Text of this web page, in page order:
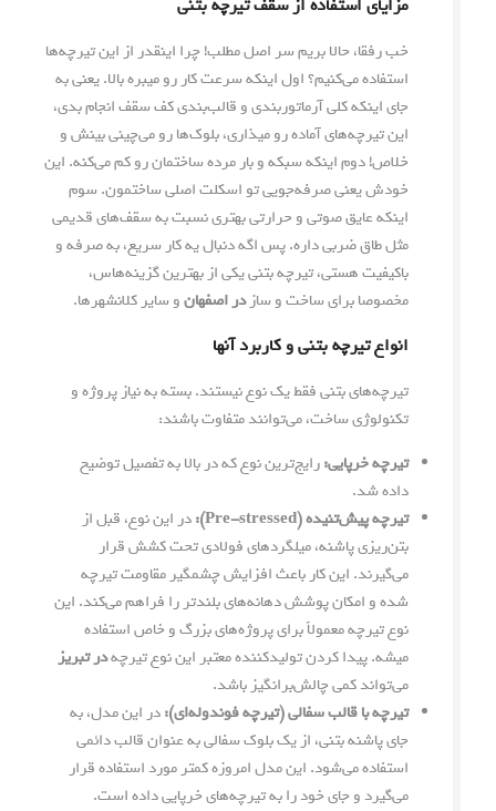
مزایای استفاده از سقف تیرچه بتنی
خب رفقا، حالا بریم سر اصل مطلب! چرا اینقدر از این تیرچه‌ها
استفاده می‌کنیم؟ اول اینکه سرعت کار رو میبره بالا. یعنی به
جای اینکه کلی آرماتوربندی و قالب‌بندی کف سقف انجام بدی،
این تیرچه‌های آماده رو میذاری، بلوک‌ها رو می‌چینی بینش و
خلاص! دوم اینکه سبکه و بار مرده ساختمان رو کم می‌کنه. این
خودش یعنی صرفه‌جویی تو اسکلت اصلی ساختمون. سوم
اینکه عایق صوتی و حرارتی بهتری نسبت به سقف‌های قدیمی
مثل طاق ضربی داره. پس اگه دنبال یه کار سریع، به صرفه و
باکیفیت هستی، تیرچه بتنی یکی از بهترین گزینه‌هاس،
مخصوصا برای ساخت و سازدر اصفهانو سایر کلانشهرها.
انواع تیرچه بتنی و کاربرد آنها
تیرچه‌های بتنی فقط یک نوع نیستند. بسته به نیاز پروژه و
تکنولوژی ساخت، می‌توانند متفاوت باشند:
تیرچه خرپایی:رایج‌ترین نوع که در بالا به تفصیل توضیح
داده شد.
تیرچه پیش‌تنیده (Pre-stressed):
در این نوع، قبل از
بتن‌ریزی پاشنه، میلگردهای فولادی تحت کشش قرار
می‌گیرند. این کار باعث افزایش چشمگیر مقاومت تیرچه
شده و امکان پوشش دهانه‌های بلندتر را فراهم می‌کند. این
نوع تیرچه معمولاً برای پروژه‌های بزرگ و خاص استفاده
میشه. پیدا کردن تولیدکننده معتبر این نوع تیرچهدر تبریز
می‌تواند کمی چالش‌برانگیز باشد.
تیرچه با قالب سفالی (تیرچه فوندوله‌ای):در این مدل، به
جای پاشنه بتنی، از یک بلوک سفالی به عنوان قالب دائمی
استفاده می‌شود. این مدل امروزه کمتر مورد استفاده قرار
می‌گیرد و جای خود را به تیرچه‌های خرپایی داده است.